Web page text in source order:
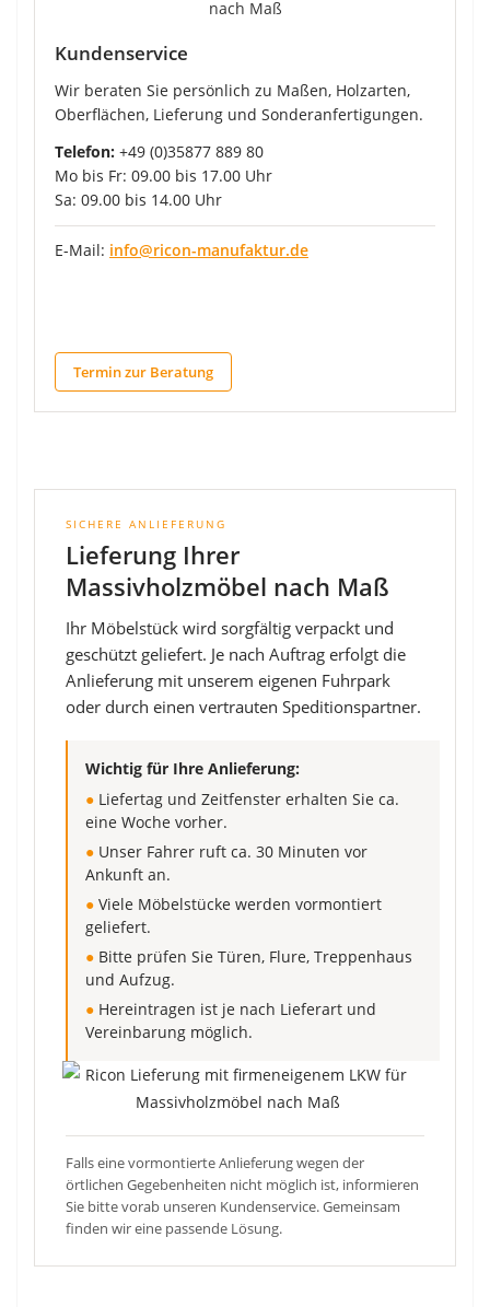
Kundenservice
Wir beraten Sie persönlich zu Maßen, Holzarten,
Oberflächen, Lieferung und Sonderanfertigungen.
Telefon: +49 (0)35877 889 80
Mo bis Fr: 09.00 bis 17.00 Uhr
Sa: 09.00 bis 14.00 Uhr
E-Mail: info@ricon-manufaktur.de
Termin zur Beratung
SICHERE ANLIEFERUNG
Lieferung Ihrer
Massivholzmöbel nach Maß
Ihr Möbelstück wird sorgfältig verpackt und
geschützt geliefert. Je nach Auftrag erfolgt die
Anlieferung mit unserem eigenen Fuhrpark
oder durch einen vertrauten Speditionspartner.
Wichtig für Ihre Anlieferung:
● Liefertag und Zeitfenster erhalten Sie ca.
eine Woche vorher.
● Unser Fahrer ruft ca. 30 Minuten vor
Ankunft an.
● Viele Möbelstücke werden vormontiert
geliefert.
● Bitte prüfen Sie Türen, Flure, Treppenhaus
und Aufzug.
● Hereintragen ist je nach Lieferart und
Vereinbarung möglich.
Falls eine vormontierte Anlieferung wegen der
örtlichen Gegebenheiten nicht möglich ist, informieren
Sie bitte vorab unseren Kundenservice. Gemeinsam
finden wir eine passende Lösung.